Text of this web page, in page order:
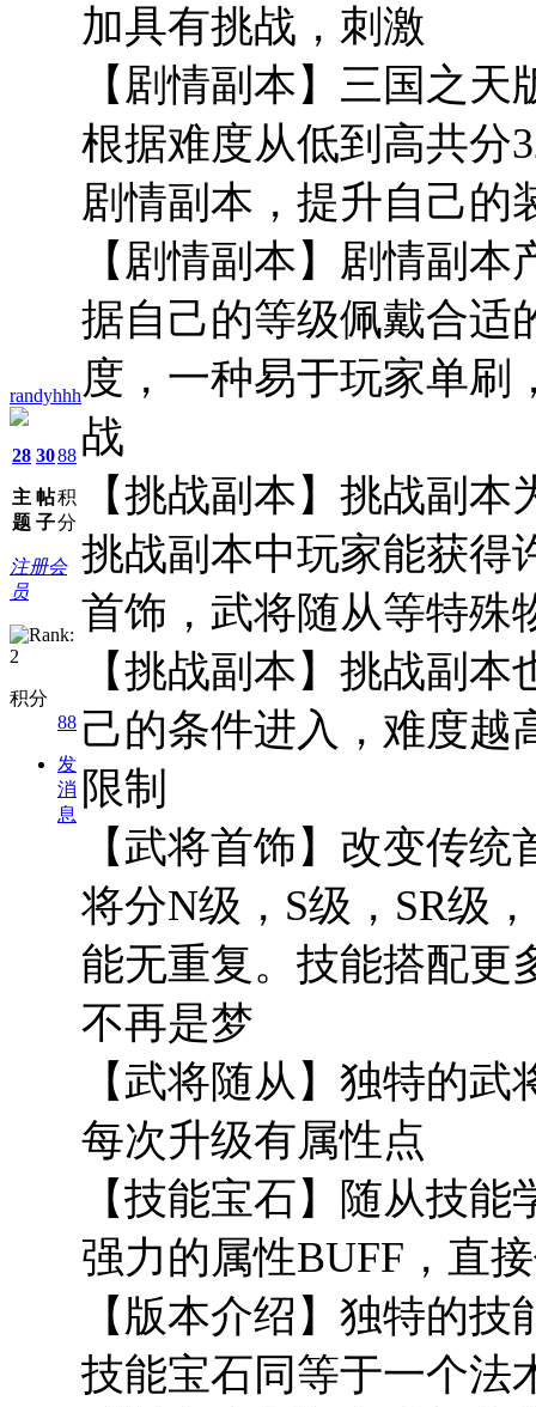
randyhhh
28
主
题
30
帖
子
88
积
分
注册会
员
积分
88
发
消
息
加具有挑战，刺激
【剧情副本】三国之
根据难度从低到高共分
剧情副本，提升自己的
【剧情副本】剧情副
据自己的等级佩戴合适
度，一种易于玩家单刷
战
【挑战副本】挑战副
挑战副本中玩家能获得
首饰，武将随从等特殊
【挑战副本】挑战副
己的条件进入，难度越
限制
【武将首饰】改变传
将分N级，S级，SR级
能无重复。技能搭配更
不再是梦
【武将随从】独特的
每次升级有属性点
【技能宝石】随从技
强力的属性BUFF，直
【版本介绍】独特的
技能宝石同等于一个法